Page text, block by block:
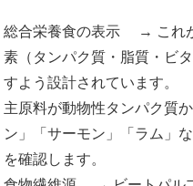
総合栄養食の表示 → これ
素（タンパク質・脂質・ビ
すよう設計されています。
主原料が動物性タンパク
ン」「サーモン」「ラム」
を確認します。